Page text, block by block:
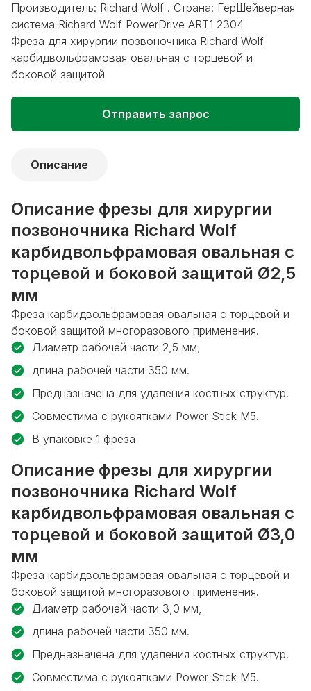
Производитель: Richard Wolf . Страна: ГерШейверная
система Richard Wolf PowerDrive ART1 2304
Фреза для хирургии позвоночника Richard Wolf
карбидвольфрамовая овальная с торцевой и
боковой защитой
Отправить запрос
Описание
Описание фрезы для хирургии
позвоночника Richard Wolf
карбидвольфрамовая овальная с
торцевой и боковой защитой Ø2,5
мм
Фреза карбидвольфрамовая овальная с торцевой и
боковой защитой многоразового применения.
Диаметр рабочей части 2,5 мм,
длина рабочей части 350 мм.
Предназначена для удаления костных структур.
Совместима с рукоятками Power Stick M5.
В упаковке 1 фреза
Описание фрезы для хирургии
позвоночника Richard Wolf
карбидвольфрамовая овальная с
торцевой и боковой защитой Ø3,0
мм
Фреза карбидвольфрамовая овальная с торцевой и
боковой защитой многоразового применения.
Диаметр рабочей части 3,0 мм,
длина рабочей части 350 мм.
Предназначена для удаления костных структур.
Совместима с рукоятками Power Stick M5.